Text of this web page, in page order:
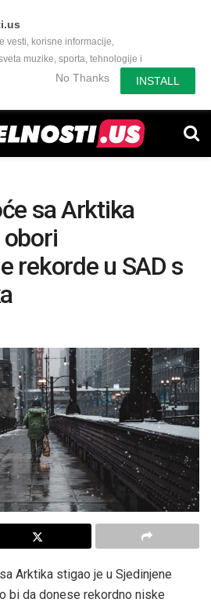
vesti, korisne informacije,
muzike, sporta, tehnologije i
zanimljivog.No Thanks INSTALL
sa Arktika
rekorde u SAD s
Arktika stigao je u Sjedinjene
bi da donese rekordno niske